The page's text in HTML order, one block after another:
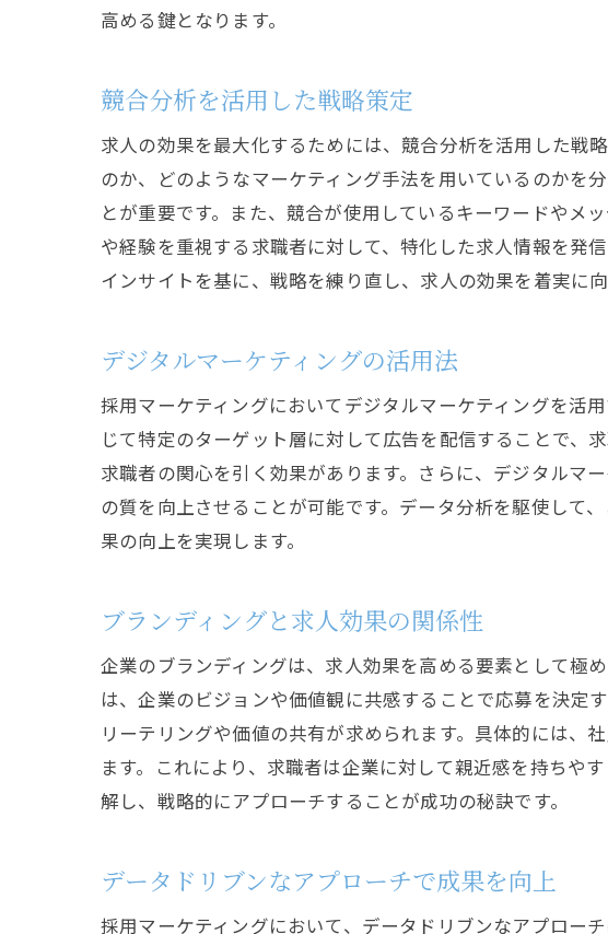
高める鍵となります。
競合分析を活用した戦略策定
求人の効果を最大化するためには、競合分析を活用した戦
のか、どのようなマーケティング手法を用いているのかを
とが重要です。また、競合が使用しているキーワードやメ
や経験を重視する求職者に対して、特化した求人情報を発
インサイトを基に、戦略を練り直し、求人の効果を着実に
デジタルマーケティングの活用法
採用マーケティングにおいてデジタルマーケティングを活
じて特定のターゲット層に対して広告を配信することで、
求職者の関心を引く効果があります。さらに、デジタルマ
の質を向上させることが可能です。データ分析を駆使して
果の向上を実現します。
ブランディングと求人効果の関係性
企業のブランディングは、求人効果を高める要素として極
は、企業のビジョンや価値観に共感することで応募を決定
リーテリングや価値の共有が求められます。具体的には、
ます。これにより、求職者は企業に対して親近感を持ちや
解し、戦略的にアプローチすることが成功の秘訣です。
データドリブンなアプローチで成果を向上
採用マーケティングにおいて、データドリブンなアプロー